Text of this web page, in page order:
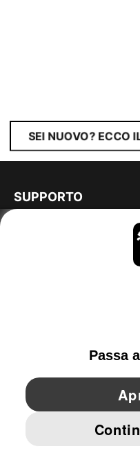
SEI NUOVO? ECCO
SUPPORTO
MAGGIORI
OTTIENI TUTTI GLI
YouTube